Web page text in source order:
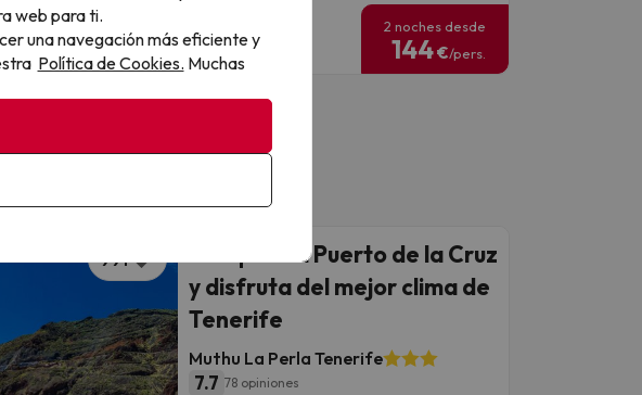
0 horas 2 noches desde
144€/pers.
destinos
991
Escápate a Puerto de la Cruz
y disfruta del mejor clima de
Tenerife
Muthu La Perla Tenerife
7.7 78 opiniones
web para ti.
una navegación más eficiente y
Política de Cookies. Muchas